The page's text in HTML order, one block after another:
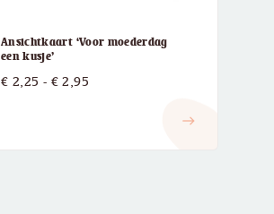
Ansichtkaart ‘Voor moederdag
een kusje’
€ 2,25 - € 2,95
east